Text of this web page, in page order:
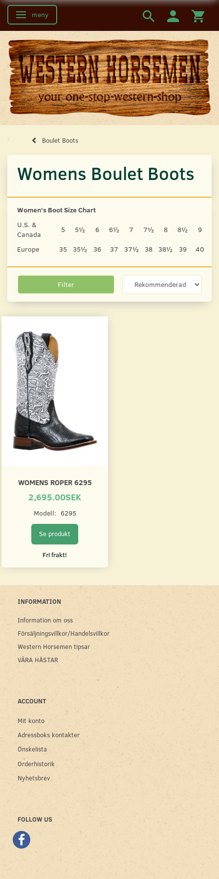
Ändra navigering
meny
Boulet Boots
Womens Boulet Boots
Women's Boot Size Chart
U.S. &
Canada
5 5½ 6 6½ 7 7½ 8 8½ 9
Europe 35 35½ 36 37 37½ 38 38½ 39 40
Filter
WOMENS ROPER 6295
2,695.00SEK
Modell: 6295
Se produkt
Fri frakt!
INFORMATION
Information om oss
Försäljningsvillkor/Handelsvillkor
Western Horsemen tipsar
VÅRA HÄSTAR
ACCOUNT
Mit konto
Adressboks kontakter
Önskelista
Orderhistorik
Nyhetsbrev
FOLLOW US